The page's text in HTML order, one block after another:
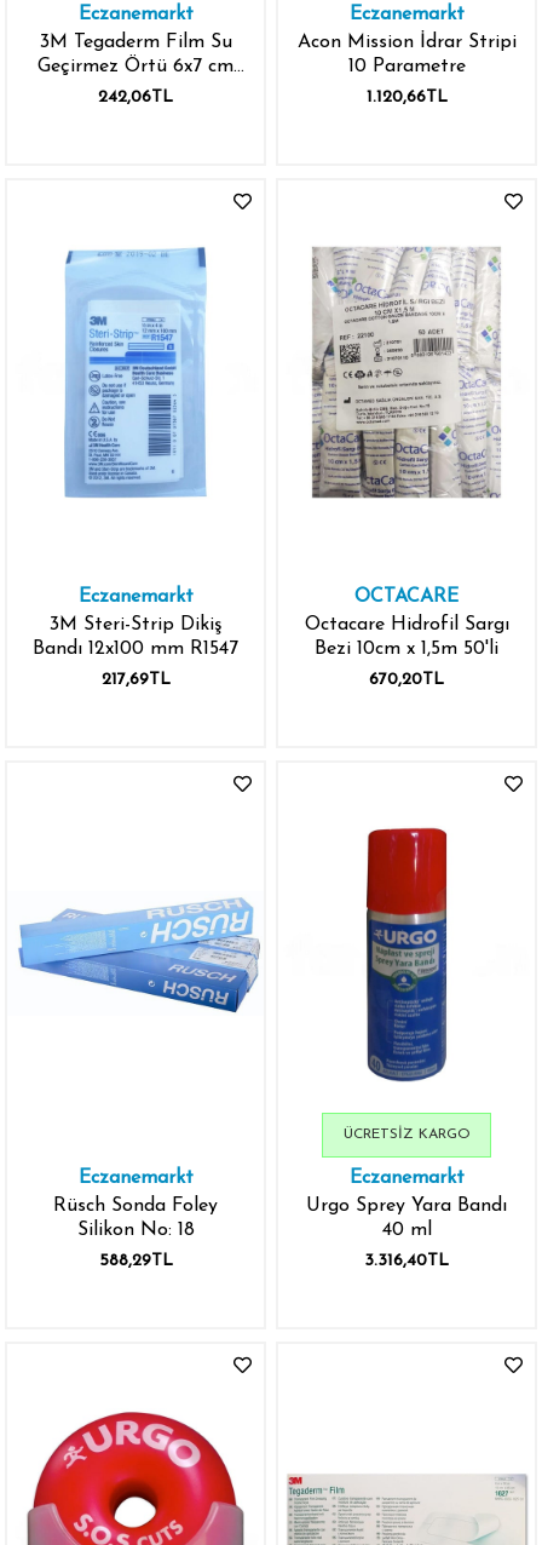
Eczanemarkt
3M Tegaderm Film Su
Geçirmez Örtü 6x7 cm
1624W
242,06TL
Eczanemarkt
Acon Mission İdrar Stripi
10 Parametre
1.120,66TL
Eczanemarkt
3M Steri-Strip Dikiş
Bandı 12x100 mm R1547
217,69TL
OCTACARE
Octacare Hidrofil Sargı
Bezi 10cm x 1,5m 50'li
670,20TL
Eczanemarkt
Rüsch Sonda Foley
Silikon No: 18
588,29TL
Eczanemarkt
Urgo Sprey Yara Bandı
40 ml
3.316,40TL
ÜCRETSIZ KARGO